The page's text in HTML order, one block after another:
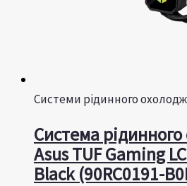
Системи рідинного
Система
Asus TUF Gaming
Black (90RC0191-